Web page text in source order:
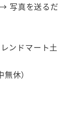
写真を送るだ
ンドマート土
休）